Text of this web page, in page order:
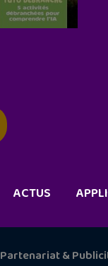
ACTUS
Partenariat &